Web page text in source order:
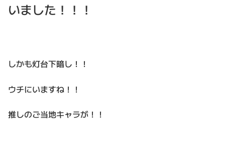
いました！！！
しかも灯台下暗し！！
ウチにいますね！！
推しのご当地キャラが！！